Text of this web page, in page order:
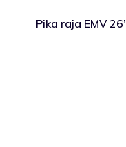
Pika raja EMV 26’